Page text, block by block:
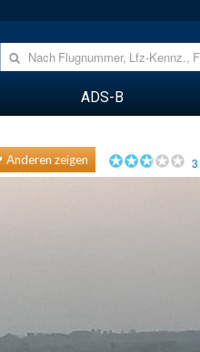
ADS-B
Anderen zeigen 3